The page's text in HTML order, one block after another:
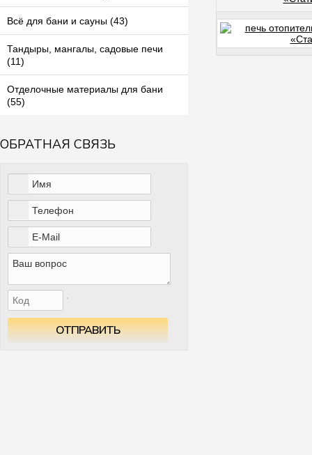
Всё для бани и сауны (43)
Тандыры, мангалы, садовые печи
(11)
Отделочные материалы для бани
(55)
ОБРАТНАЯ СВЯЗЬ
ОТПРАВИТЬ